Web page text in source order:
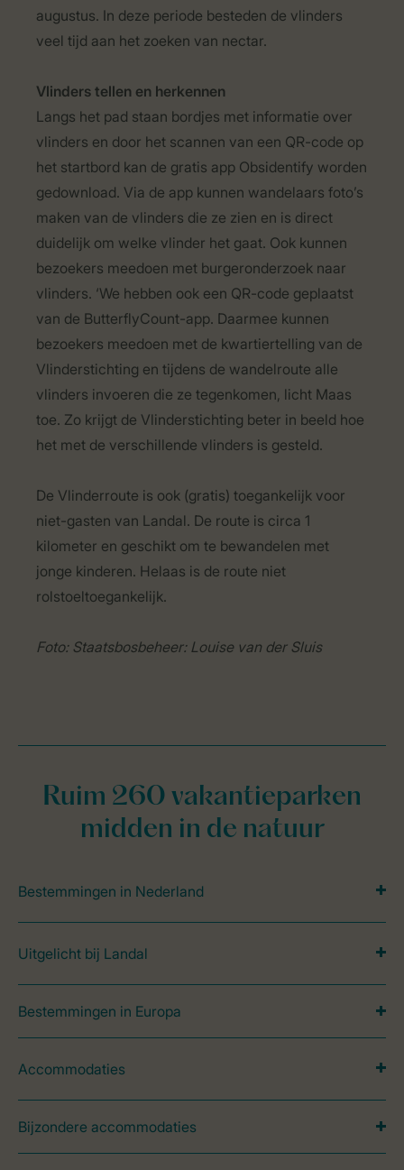
augustus. In deze periode besteden de vlinders
veel tijd aan het zoeken van nectar.
Vlinders tellen en herkennen
Langs het pad staan bordjes met informatie over
vlinders en door het scannen van een QR-code op
het startbord kan de gratis app Obsidentify worden
gedownload. Via de app kunnen wandelaars foto’s
maken van de vlinders die ze zien en is direct
duidelijk om welke vlinder het gaat. Ook kunnen
bezoekers meedoen met burgeronderzoek naar
vlinders. ‘We hebben ook een QR-code geplaatst
van de ButterflyCount-app. Daarmee kunnen
bezoekers meedoen met de kwartiertelling van de
Vlinderstichting en tijdens de wandelroute alle
vlinders invoeren die ze tegenkomen, licht Maas
toe. Zo krijgt de Vlinderstichting beter in beeld hoe
het met de verschillende vlinders is gesteld.
De Vlinderroute is ook (gratis) toegankelijk voor
niet-gasten van Landal. De route is circa 1
kilometer en geschikt om te bewandelen met
jonge kinderen. Helaas is de route niet
rolstoeltoegankelijk.
Foto: Staatsbosbeheer: Louise van der Sluis
Ruim 260 vakantieparken
midden in de natuur
Bestemmingen in Nederland
Uitgelicht bij Landal
Bestemmingen in Europa
Accommodaties
Bijzondere accommodaties